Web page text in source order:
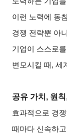
이런 노력에 동
경쟁 전략뿐 아
기업이 스스로
변모시킬 때, 세
공유 가치, 원
효과적으로 경
때마다 신속하